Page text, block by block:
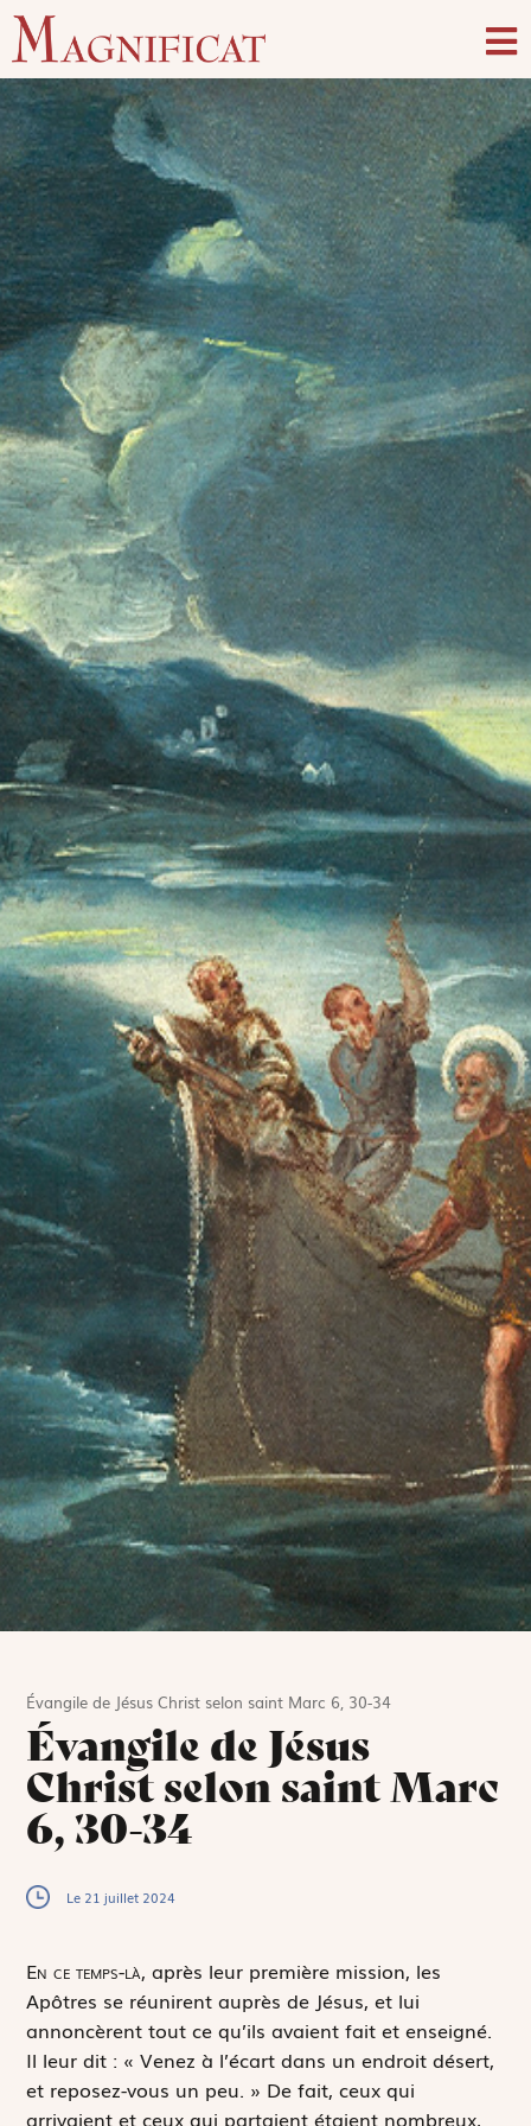
Évangile de Jésus Christ selon saint Marc 6, 30-34
Évangile de Jésus
Christ selon saint Marc
6, 30-34
Le 21 juillet 2024
En ce temps-là, après leur première mission, les
Apôtres se réunirent auprès de Jésus, et lui
annoncèrent tout ce qu’ils avaient fait et enseigné.
Il leur dit : « Venez à l’écart dans un endroit désert,
et reposez-vous un peu. » De fait, ceux qui
arrivaient et ceux qui partaient étaient nombreux,